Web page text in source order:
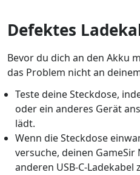
Defektes
Bevor du dich an den Akku
das Problem nicht an
Teste deine Steckdose,
oder ein anderes Gerät
lädt.
Wenn die Steckdose
versuche, deinen GameSir
anderen USB-C-Ladekabel